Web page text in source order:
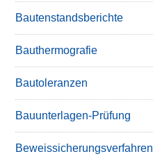
Bautenstandsberichte
Bauthermografie
Bautoleranzen
Bauunterlagen-Prüfung
Beweissicherungsverfahren